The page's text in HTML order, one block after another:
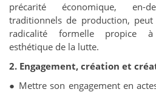
précarité économique, en-
traditionnels de production,
radicalité formelle propice à
esthétique de la lutte.
2. Engagement, création et
● Mettre son engagement en